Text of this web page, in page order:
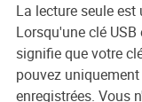
La lecture seule
Lorsqu'une clé
signifie que votre
pouvez
enregistrées. Vous